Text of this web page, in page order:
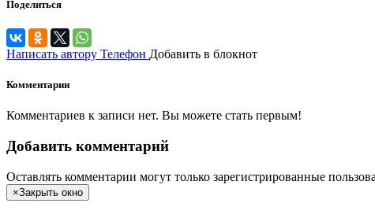
Поделиться
Написать автору Телефон Добавить в блокнот
Комментарии
Комментариев к записи нет. Вы можете стать первым!
Добавить комментарий
Оставлять комментарии могут только зарегистрированные
×Закрыть окно